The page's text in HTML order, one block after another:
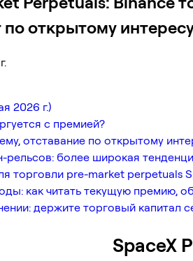
по открытому
2026 г.)
с премией?
отставание по открытому
рельсов: более широкая
торговли pre-market perpetuals
как читать текущую премию,
держите торговый капитал
SpaceX